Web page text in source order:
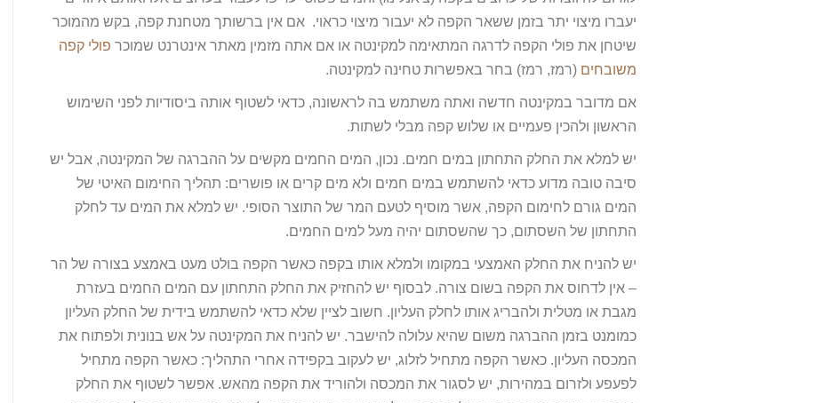
יעברו מיצוי יתר בזמן ששאר הקפה לא יעבור מיצוי כראוי. אם אין ברשותך מטחנת קפה, בקש מהמוכר
שיטחן את פולי הקפה לדרגה המתאימה למקינטה או אם אתה מזמין מאתר אינטרנט שמוכר פולי קפה
משובחים (רמז, רמז) בחר באפשרות טחינה למקינטה.
אם מדובר במקינטה חדשה ואתה משתמש בה לראשונה, כדאי לשטוף אותה ביסודיות לפני השימוש
הראשון ולהכין פעמיים או שלוש קפה מבלי לשתות.
יש למלא את החלק התחתון במים חמים. נכון, המים החמים מקשים על ההברגה של המקינטה, אבל יש
סיבה טובה מדוע כדאי להשתמש במים חמים ולא מים קרים או פושרים: תהליך החימום האיטי של
המים גורם לחימום הקפה, אשר מוסיף לטעם המר של התוצר הסופי. יש למלא את המים עד לחלק
התחתון של השסתום, כך שהשסתום יהיה מעל למים החמים.
יש להניח את החלק האמצעי במקומו ולמלא אותו בקפה כאשר הקפה בולט מעט באמצע בצורה של הר
– אין לדחוס את הקפה בשום צורה. לבסוף יש להחזיק את החלק התחתון עם המים החמים בעזרת
מגבת או מטלית ולהבריג אותו לחלק העליון. חשוב לציין שלא כדאי להשתמש בידית של החלק העליון
כמומנט בזמן ההברגה משום שהיא עלולה להישבר. יש להניח את המקינטה על אש בנונית ולפתוח את
המכסה העליון. כאשר הקפה מתחיל לזלוג, יש לעקוב בקפידה אחרי התהליך: כאשר הקפה מתחיל
לפעפע ולזרום במהירות, יש לסגור את המכסה ולהוריד את הקפה מהאש. אפשר לשטוף את החלק